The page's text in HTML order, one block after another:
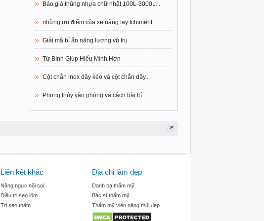
Báo giá thùng nhựa chữ nhật 100L-3000L...
những ưu điểm của xe nâng tay Ichiment...
Giải mã bí ẩn năng lượng vũ trụ
Tử Bình Giúp Hiểu Mình Hơn
Cột chắn inox dây kéo và cột chắn dây...
Phong thủy văn phòng và cách bài trí...
Liên kết khác
Nâng ngực nội soi
Điều trị sẹo lõm
Trị sẹo thâm
Địa chỉ làm đẹp
Danh bạ thẩm mỹ
Bác sĩ thẩm mỹ
Thẩm mỹ viện nâng mũi đẹp